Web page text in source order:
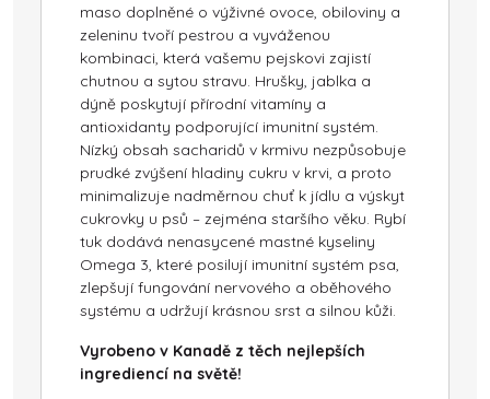
maso doplněné o výživné ovoce, obiloviny a
zeleninu tvoří pestrou a vyváženou
kombinaci, která vašemu pejskovi zajistí
chutnou a sytou stravu. Hrušky, jablka a
dýně poskytují přírodní vitamíny a
antioxidanty podporující imunitní systém.
Nízký obsah sacharidů v krmivu nezpůsobuje
prudké zvýšení hladiny cukru v krvi, a proto
minimalizuje nadměrnou chuť k jídlu a výskyt
cukrovky u psů – zejména staršího věku. Rybí
tuk dodává nenasycené mastné kyseliny
Omega 3, které posilují imunitní systém psa,
zlepšují fungování nervového a oběhového
systému a udržují krásnou srst a silnou kůži.
Vyrobeno v Kanadě z těch nejlepších
ingrediencí na světě!